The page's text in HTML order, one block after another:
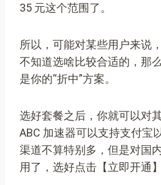
35 元这个范围了。
所以，可能对某些用户来说
不知道选啥比较合适的，那
是你的“折中”方案。
选好套餐之后，你就可以对
ABC 加速器可以支持支付宝
渠道不算特别多，但是对国
用了，选好点击【立即开通】